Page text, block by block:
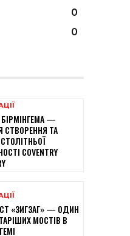
0
0
—
СТВОРЕННЯ ТА
COVENTRY
«ЗИГЗАГ» — ОДИН
МОСТІВ В